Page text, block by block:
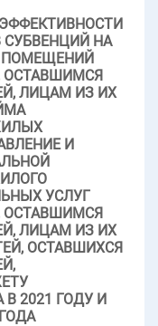
СУБВЕНЦИЙ НА
ПОМЕЩЕНИЙ
ОСТАВШИМСЯ
ЛИЦАМ ИЗ ИХ
И
УСЛУГ
ОСТАВШИМСЯ
ЛИЦАМ ИЗ ИХ
ОСТАВШИХСЯ
2021 ГОДУ И